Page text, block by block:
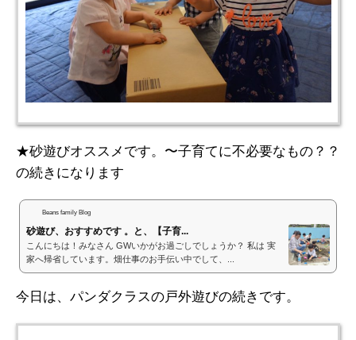
★砂遊びオススメです。〜子育てに不必要なもの？？
の続きになります
Beans family Blog
砂遊び、おすすめです 。と、【子育...
こんにちは！みなさん GWいかがお過ごしでしょうか？ 私は 実
家へ帰省しています。畑仕事のお手伝い中でして、...
今日は、パンダクラスの戸外遊びの続きです。